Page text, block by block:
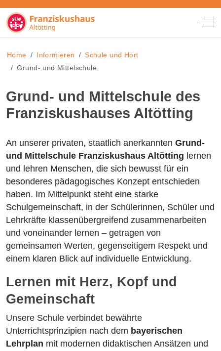
Home Informieren
Schule und Hort
Grund- und Mittelschule
Grund- und Mittelschule des
Franziskushauses Altötting
An unserer privaten, staatlich anerkannten Grund-
und Mittelschule Franziskushaus Altötting lernen
und lehren Menschen, die sich bewusst für ein
besonderes pädagogisches Konzept entschieden
haben. Im Mittelpunkt steht eine starke
Schulgemeinschaft, in der Schülerinnen, Schüler und
Lehrkräfte klassenübergreifend zusammenarbeiten
und voneinander lernen – getragen von
gemeinsamen Werten, gegenseitigem Respekt und
einem klaren Blick auf individuelle Entwicklung.
Lernen mit Herz, Kopf und
Gemeinschaft
Unsere Schule verbindet bewährte
Unterrichtsprinzipien nach dem bayerischen
Lehrplan mit modernen didaktischen Ansätzen und